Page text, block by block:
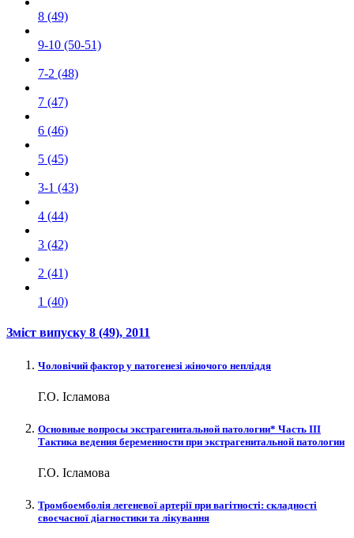
8 (49)
9-10 (50-51)
7-2 (48)
7 (47)
6 (46)
5 (45)
3-1 (43)
4 (44)
3 (42)
2 (41)
1 (40)
Зміст випуску 8 (49), 2011
Чоловічий фактор у патогенезі жіночого непліддя
Г.О. Ісламова
Основные вопросы экстрагенитальной патологии* Часть ІII
Тактика ведения беременности при экстрагенитальной патологии
Г.О. Ісламова
Тромбоемболія легеневої артерії при вагітності: складності
своєчасної діагностики та лікування